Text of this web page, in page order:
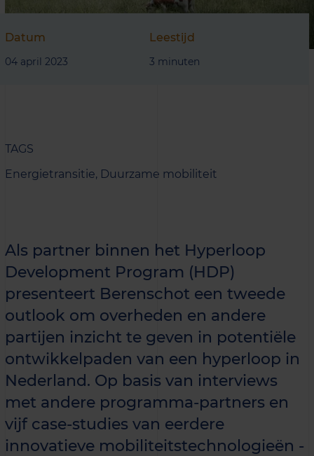
Datum
04 april 2023
Leestijd
3 minuten
TAGS
Energietransitie, Duurzame mobiliteit
Als partner binnen het Hyperloop
Development Program (HDP)
presenteert Berenschot een tweede
outlook om overheden en andere
partijen inzicht te geven in potentiële
ontwikkelpaden van een hyperloop in
Nederland. Op basis van interviews
met andere programma-partners en
vijf case-studies van eerdere
innovatieve mobiliteitstechnologieën -